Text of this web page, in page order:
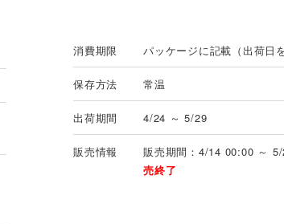
消費期限 パッケージに記載（出荷日
保存方法 常温
出荷期間 4/24 ～ 5/29
販売情報 販売期間：4/14 00:00 ～
売終了